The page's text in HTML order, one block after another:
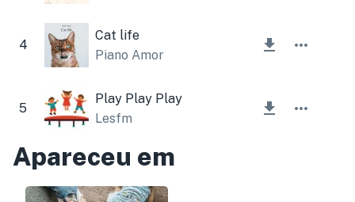
4
Cat life
Piano Amor
5
Play Play Play
Lesfm
Apareceu em